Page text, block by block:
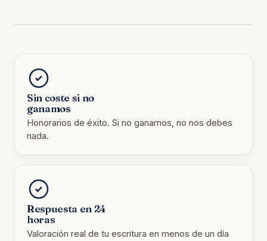
Sin coste si no
ganamos
Honorarios de éxito. Si no ganamos, no nos debes
nada.
Respuesta en 24
horas
Valoración real de tu escritura en menos de un día